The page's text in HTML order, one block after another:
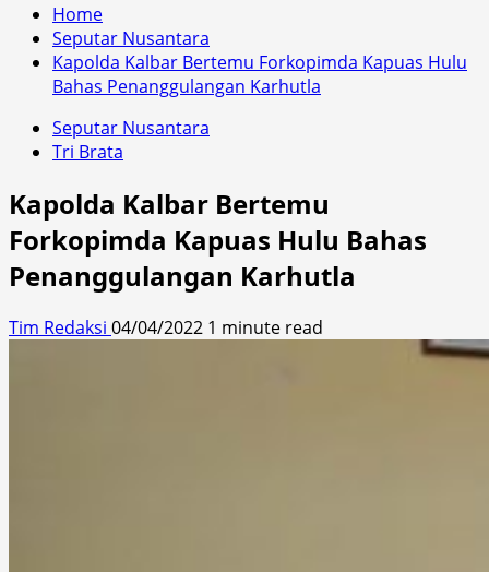
Home
Seputar Nusantara
Kapolda Kalbar Bertemu Forkopimda Kapuas Hulu
Bahas Penanggulangan Karhutla
Seputar Nusantara
Tri Brata
Kapolda Kalbar Bertemu
Forkopimda Kapuas Hulu Bahas
Penanggulangan Karhutla
Tim Redaksi 04/04/2022 1 minute read